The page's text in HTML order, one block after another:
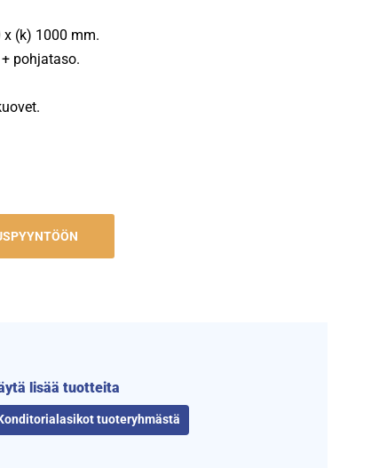
(k) 1000 mm.
pohjataso.
lisää tuotteita
tuoteryhmästä